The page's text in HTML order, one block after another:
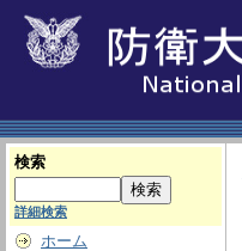
検索
詳細検索
ホーム